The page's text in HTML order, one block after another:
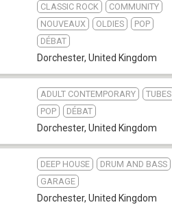
CLASSIC ROCK
COMMUNITY
NOUVEAUX
OLDIES
POP
DÉBAT
Dorchester, United Kingdom
ADULT CONTEMPORARY
TUBES
POP
DÉBAT
Dorchester, United Kingdom
DEEP HOUSE
DRUM AND BASS
GARAGE
Dorchester, United Kingdom